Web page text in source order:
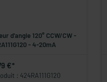
d'angle 120° CCW/CW -
- 4-20mA
€*
: 424RA111G120